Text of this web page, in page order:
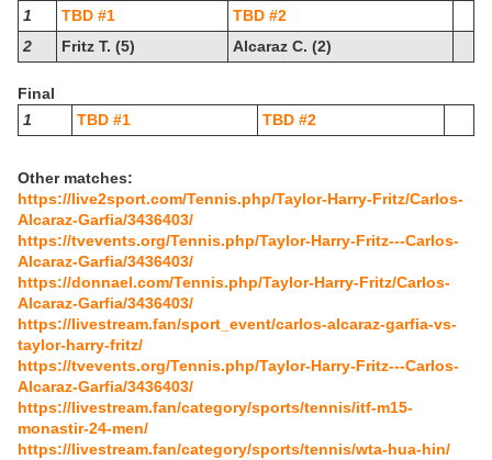
1
TBD #1
TBD #2
2
Fritz T. (5) Alcaraz C. (2)
Final
1
TBD #1 TBD #2
Other matches:
https://live2sport.com/Tennis.php/Taylor-Harry-Fritz/Carlos-
Alcaraz-Garfia/3436403/
https://tvevents.org/Tennis.php/Taylor-Harry-Fritz---Carlos-
Alcaraz-Garfia/3436403/
https://donnael.com/Tennis.php/Taylor-Harry-Fritz/Carlos-
Alcaraz-Garfia/3436403/
https://livestream.fan/sport_event/carlos-alcaraz-garfia-vs-
taylor-harry-fritz/
https://tvevents.org/Tennis.php/Taylor-Harry-Fritz---Carlos-
Alcaraz-Garfia/3436403/
https://livestream.fan/category/sports/tennis/itf-m15-
monastir-24-men/
https://livestream.fan/category/sports/tennis/wta-hua-hin/